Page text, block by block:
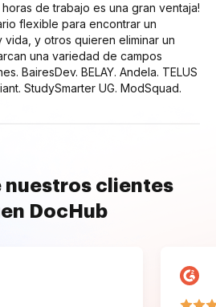
de trabajo es una gran ventaja!
flexible para encontrar un
y otros quieren eliminar un
una variedad de campos
BairesDev. BELAY. Andela. TELUS
StudySmarter UG. ModSquad.
nuestros clientes
DocHub